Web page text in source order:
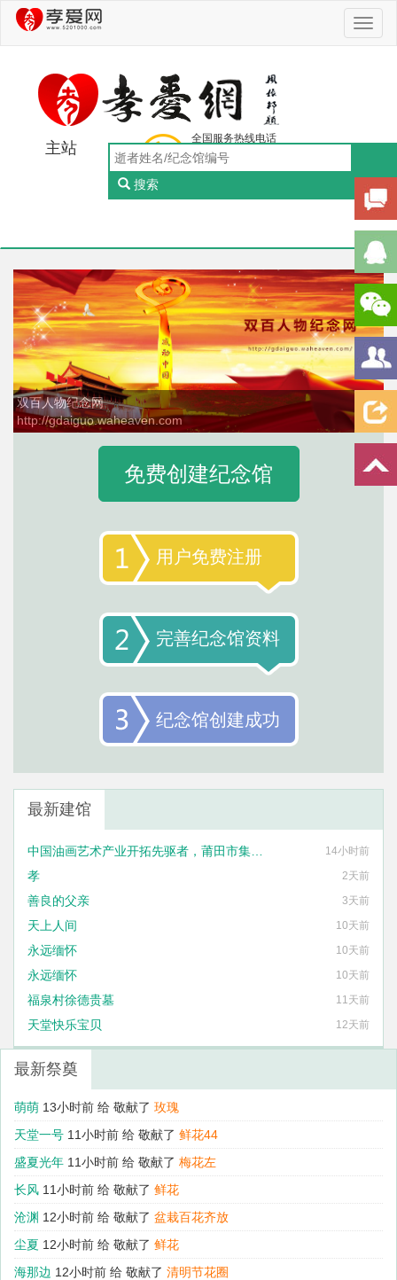
主站
搜索
全国服务热线电话
0756-5505888
工作日：9:00-18:00（周一至周五）
2 / 4
双百人物纪念网
http://gdaiguo.waheaven.com
免费创建纪念馆
用户免费注册
完善纪念馆资料
纪念馆创建成功
最新建馆
14小时前
孝 2天前
善良的父亲 3天前
天上人间 10天前
永远缅怀 10天前
永远缅怀 10天前
福泉村徐德贵墓 11天前
天堂快乐宝贝 12天前
最新祭奠
萌萌 13小时前 给 敬献了 玫瑰
天堂一号 11小时前 给 敬献了 鲜花44
盛夏光年 11小时前 给 敬献了 梅花左
长风 11小时前 给 敬献了 鲜花
沧渊 12小时前 给 敬献了 盆栽百花齐放
尘夏 12小时前 给 敬献了 鲜花
海那边 12小时前 给 敬献了 清明节花圈